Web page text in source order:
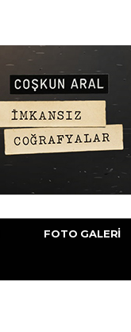
FOTO GALERI